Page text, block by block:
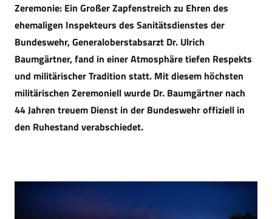
Zeremonie: Ein Großer Zapfenstreich zu Ehren des
ehemaligen Inspekteurs des Sanitätsdienstes der
Bundeswehr, Generaloberstabsarzt Dr. Ulrich
Baumgärtner, fand in einer Atmosphäre tiefen Respekts
und militärischer Tradition statt. Mit diesem höchsten
militärischen Zeremoniell wurde Dr. Baumgärtner nach
44 Jahren treuem Dienst in der Bundeswehr offiziell in
den Ruhestand verabschiedet.